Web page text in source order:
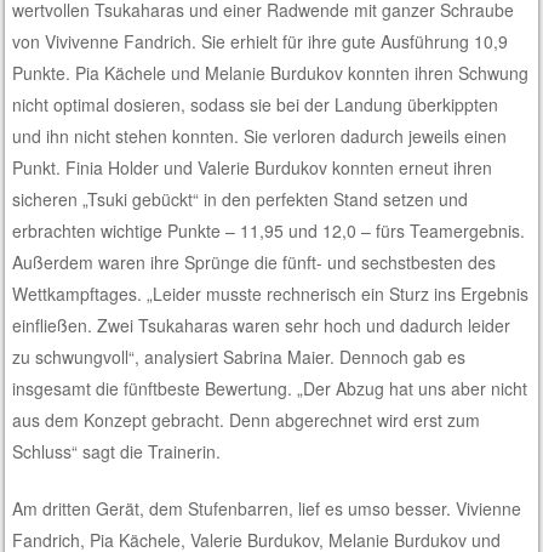
wertvollen Tsukaharas und einer Radwende mit ganzer Schraube
von Vivivenne Fandrich. Sie erhielt für ihre gute Ausführung 10,9
Punkte. Pia Kächele und Melanie Burdukov konnten ihren Schwung
nicht optimal dosieren, sodass sie bei der Landung überkippten
und ihn nicht stehen konnten. Sie verloren dadurch jeweils einen
Punkt. Finia Holder und Valerie Burdukov konnten erneut ihren
sicheren „Tsuki gebückt“ in den perfekten Stand setzen und
erbrachten wichtige Punkte – 11,95 und 12,0 – fürs Teamergebnis.
Außerdem waren ihre Sprünge die fünft- und sechstbesten des
Wettkampftages. „Leider musste rechnerisch ein Sturz ins Ergebnis
einfließen. Zwei Tsukaharas waren sehr hoch und dadurch leider
zu schwungvoll“, analysiert Sabrina Maier. Dennoch gab es
insgesamt die fünftbeste Bewertung. „Der Abzug hat uns aber nicht
aus dem Konzept gebracht. Denn abgerechnet wird erst zum
Schluss“ sagt die Trainerin.
Am dritten Gerät, dem Stufenbarren, lief es umso besser. Vivienne
Fandrich, Pia Kächele, Valerie Burdukov, Melanie Burdukov und